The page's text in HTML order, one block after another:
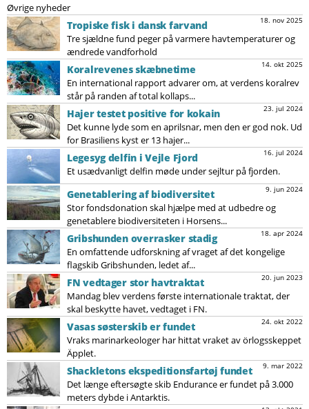
Øvrige nyheder
18. nov 2025
Tropiske fisk i dansk farvand
Tre sjældne fund peger på varmere havtemperaturer og
ændrede vandforhold
14. okt 2025
Koralrevenes skæbnetime
En international rapport advarer om, at verdens koralrev
står på randen af total kollaps...
23. jul 2024
Hajer testet positive for kokain
Det kunne lyde som en aprilsnar, men den er god nok. Ud
for Brasiliens kyst er 13 hajer...
16. jul 2024
Legesyg delfin i Vejle Fjord
Et usædvanligt delfin møde under sejltur på fjorden.
9. jun 2024
Genetablering af biodiversitet
Stor fondsdonation skal hjælpe med at udbedre og
genetablere biodiversiteten i Horsens...
18. apr 2024
Gribshunden overrasker stadig
En omfattende udforskning af vraget af det kongelige
flagskib Gribshunden, ledet af...
20. jun 2023
FN vedtager stor havtraktat
Mandag blev verdens første internationale traktat, der
skal beskytte havet, vedtaget i FN.
24. okt 2022
Vasas søsterskib er fundet
Vraks marinarkeologer har hittat vraket av örlogsskeppet
Äpplet.
9. mar 2022
Shackletons ekspeditionsfartøj fundet
Det længe eftersøgte skib Endurance er fundet på 3.000
meters dybde i Antarktis.